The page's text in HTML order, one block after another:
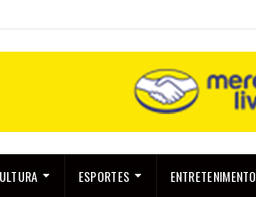
ESPORTES ENTRETENIMENTO